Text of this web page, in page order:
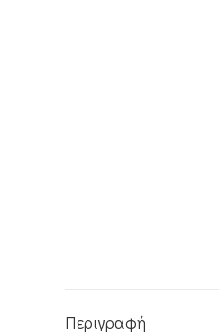
Περιγραφή